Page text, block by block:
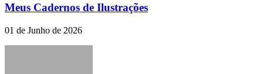
Meus Cadernos de Ilustrações
01 de Junho de 2026